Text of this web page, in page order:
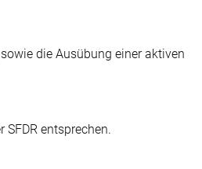
die Ausübung einer aktiven
entsprechen.